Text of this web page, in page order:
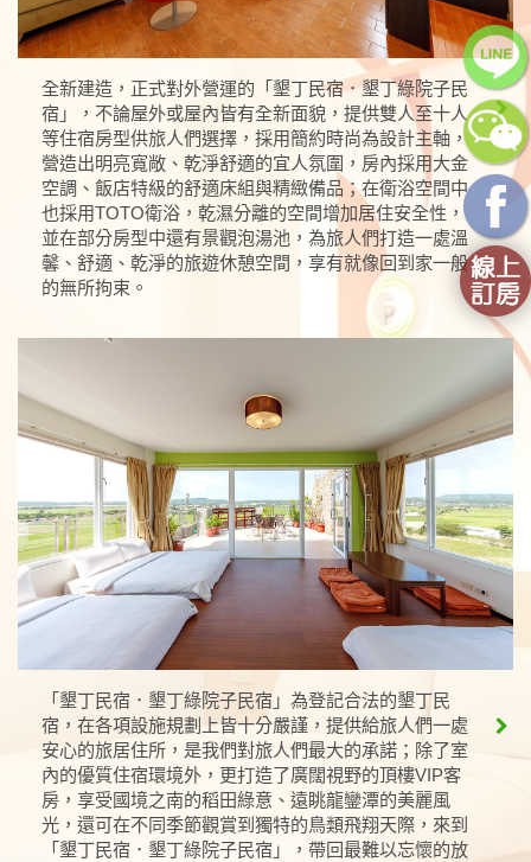
全新建造，正式對外營運的「墾丁民宿．墾丁綠院子民
宿」，不論屋外或屋內皆有全新面貌，提供雙人至十人
等住宿房型供旅人們選擇，採用簡約時尚為設計主軸，
營造出明亮寬敞、乾淨舒適的宜人氛圍，房內採用大金
空調、飯店特級的舒適床組與精緻備品；在衛浴空間中
也採用TOTO衛浴，乾濕分離的空間增加居住安全性，
並在部分房型中還有景觀泡湯池，為旅人們打造一處溫
馨、舒適、乾淨的旅遊休憩空間，享有就像回到家一般
的無所拘束。
「墾丁民宿．墾丁綠院子民宿」為登記合法的墾丁民
宿，在各項設施規劃上皆十分嚴謹，提供給旅人們一處
安心的旅居住所，是我們對旅人們最大的承諾；除了室
內的優質住宿環境外，更打造了廣闊視野的頂樓VIP客
房，享受國境之南的稻田綠意、遠眺龍鑾潭的美麗風
光，還可在不同季節觀賞到獨特的鳥類飛翔天際，來到
「墾丁民宿．墾丁綠院子民宿」，帶回最難以忘懷的放